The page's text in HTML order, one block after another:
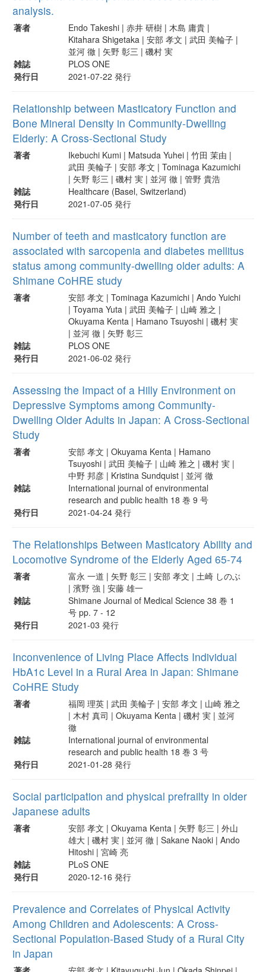
analysis.
著者
Endo Takeshi | 赤井 研樹 | 木島 庸貴 |
Kitahara Shigetaka | 安部 孝文 | 武田 美輪子 |
並河 徹 | 矢野 彰三 | 磯村 実
雑誌
PLOS ONE
発行日
2021-07-22 発行
Relationship between Masticatory Function and
Bone Mineral Density in Community-Dwelling
Elderly: A Cross-Sectional Study
著者
Ikebuchi Kumi | Matsuda Yuhei | 竹田 茉由 |
武田 美輪子 | 安部 孝文 | Tominaga Kazumichi
| 矢野 彰三 | 磯村 実 | 並河 徹 | 管野 貴浩
雑誌
Healthcare (Basel, Switzerland)
発行日
2021-07-05 発行
Number of teeth and masticatory function are
associated with sarcopenia and diabetes mellitus
status among community-dwelling older adults: A
Shimane CoHRE study
著者
安部 孝文 | Tominaga Kazumichi | Ando Yuichi
| Toyama Yuta | 武田 美輪子 | 山崎 雅之 |
Okuyama Kenta | Hamano Tsuyoshi | 磯村 実
| 並河 徹 | 矢野 彰三
雑誌
PLOS ONE
発行日
2021-06-02 発行
Assessing the Impact of a Hilly Environment on
Depressive Symptoms among Community-
Dwelling Older Adults in Japan: A Cross-Sectional
Study
著者
安部 孝文 | Okuyama Kenta | Hamano
Tsuyoshi | 武田 美輪子 | 山崎 雅之 | 磯村 実 |
中野 邦彦 | Kristina Sundquist | 並河 徹
雑誌
International journal of environmental
research and public health 18 巻 9 号
発行日
2021-04-24 発行
The Relationships Between Masticatory Ability and
Locomotive Syndrome of the Elderly Aged 65-74
著者
富永 一道 | 矢野 彰三 | 安部 孝文 | 土崎 しのぶ
| 濱野 強 | 安藤 雄一
雑誌
Shimane Journal of Medical Science 38 巻 1
号 pp. 7 - 12
発行日
2021-03 発行
Inconvenience of Living Place Affects Individual
HbA1c Level in a Rural Area in Japan: Shimane
CoHRE Study
著者
福岡 理英 | 武田 美輪子 | 安部 孝文 | 山崎 雅之
| 木村 真司 | Okuyama Kenta | 磯村 実 | 並河
徹
雑誌
International journal of environmental
research and public health 18 巻 3 号
発行日
2021-01-28 発行
Social participation and physical prefrailty in older
Japanese adults
著者
安部 孝文 | Okuyama Kenta | 矢野 彰三 | 外山
雄大 | 磯村 実 | 並河 徹 | Sakane Naoki | Ando
Hitoshi | 宮崎 亮
雑誌
PLoS ONE
発行日
2020-12-16 発行
Prevalence and Correlates of Physical Activity
Among Children and Adolescents: A Cross-
Sectional Population-Based Study of a Rural City
in Japan